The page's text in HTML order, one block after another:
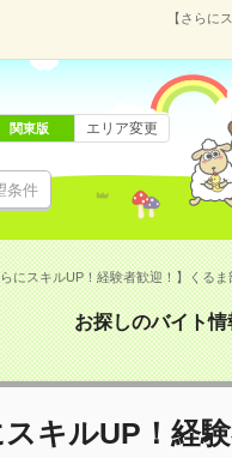
【さらに
条件
関東版 エリア変更
にスキルUP！経験者歓迎！】くる
お探しのバイト
スキルUP！経